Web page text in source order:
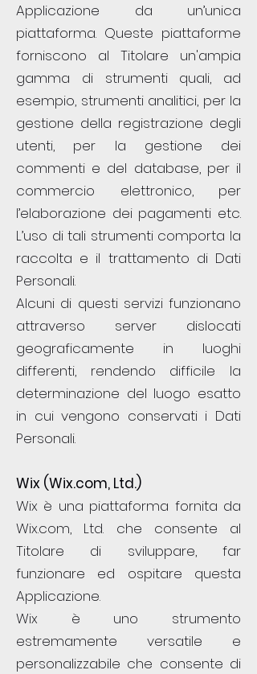
Applicazione da un’unica
piattaforma. Queste piattaforme
forniscono al Titolare un'ampia
gamma di strumenti quali, ad
esempio, strumenti analitici, per la
gestione della registrazione degli
utenti, per la gestione dei
commenti e del database, per il
commercio elettronico, per
l’elaborazione dei pagamenti etc.
L’uso di tali strumenti comporta la
raccolta e il trattamento di Dati
Personali.
Alcuni di questi servizi funzionano
attraverso server dislocati
geograficamente in luoghi
differenti, rendendo difficile la
determinazione del luogo esatto
in cui vengono conservati i Dati
Personali.
Wix (Wix.com, Ltd.)
Wix è una piattaforma fornita da
Wix.com, Ltd. che consente al
Titolare di sviluppare, far
funzionare ed ospitare questa
Applicazione.
Wix è uno strumento
estremamente versatile e
personalizzabile che consente di